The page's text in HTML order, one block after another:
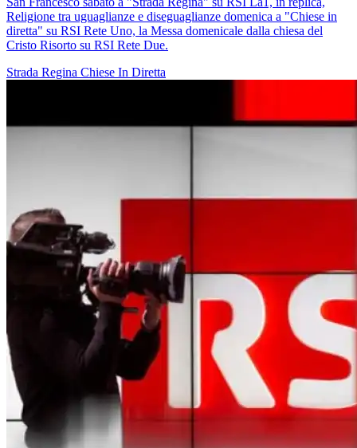
Religione tra uguaglianze e diseguaglianze domenica a "Chiese in
diretta" su RSI Rete Uno, la Messa domenicale dalla chiesa del
Cristo Risorto su RSI Rete Due.
Strada Regina Chiese In Diretta